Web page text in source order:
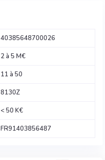
40385648700026
2 à 5 M€
11 à 50
8130Z
< 50 K€
FR91403856487